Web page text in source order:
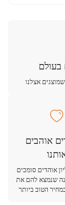
אצלנו
אוהבים
מיליון אוהדים סומכים
שנמצא להם את
הטוב ביותר